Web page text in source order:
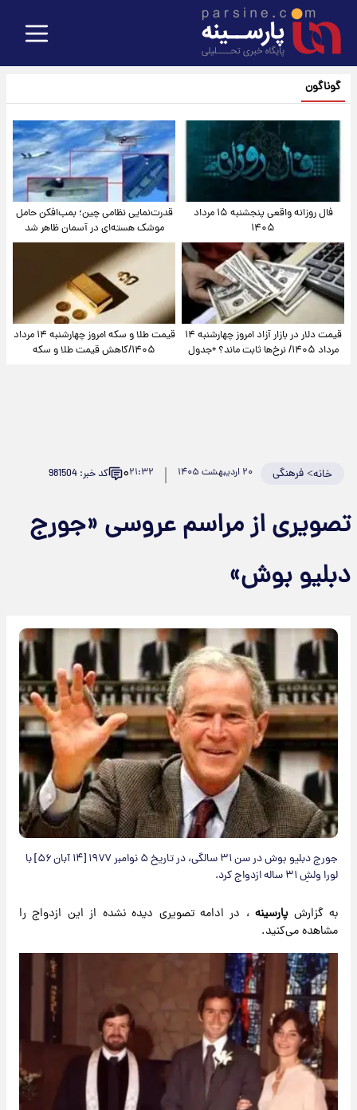
گوناگون
فال روزانه واقعی پنجشنبه ۱۵ مرداد
۱۴۰۵
قدرت‌نمایی نظامی چین؛ بمب‌افکن حامل
موشک هسته‌ای در آسمان ظاهر شد
قیمت دلار در بازار آزاد امروز چهارشنبه ۱۴
مرداد ۱۴۰۵/ نرخ‌ها ثابت ماند؟ +جدول
قیمت طلا و سکه امروز چهارشنبه ۱۴ مرداد
۱۴۰۵/کاهش قیمت طلا و سکه
خانه>فرهنگی ۲۰ اردیبهشت ۱۴۰۵ ۲۱:۳۲۰ کد خبر: 981504
تصویری از مراسم عروسی «جورج
دبلیو بوش»
جورج دبلیو بوش در سن ۳۱ سالگی، در تاریخ ۵ نوامبر ۱۹۷۷ [۱۴ آبان ۵۶] با
لورا ولشِ ۳۱ ساله ازدواج کرد.
به گزارشپارسینه، در ادامه تصویری دیده نشده از این ازدواج را
مشاهده می‌کنید.